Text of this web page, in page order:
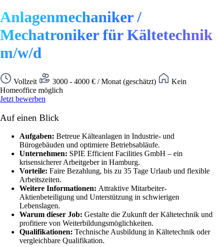
Anlagenmechaniker /
Mechatroniker für Kältetechnik
m/w/d
Vollzeit 3000 - 4000 € / Monat (geschätzt)
Kein
Homeoffice möglich
Jetzt bewerben
Auf einen Blick
Aufgaben: Betreue Kälteanlagen in Industrie- und
Bürogebäuden und optimiere Betriebsabläufe.
Unternehmen: SPIE Efficient Facilities GmbH – ein
krisensicherer Arbeitgeber in Hamburg.
Vorteile: Faire Bezahlung, bis zu 35 Tage Urlaub und flexible
Arbeitszeiten.
Weitere Informationen: Attraktive Mitarbeiter-
Aktienbeteiligung und Unterstützung in schwierigen
Lebenslagen.
Warum dieser Job: Gestalte die Zukunft der Kältetechnik und
profitiere von Weiterbildungsmöglichkeiten.
Qualifikationen: Technische Ausbildung in Kältetechnik oder
vergleichbare Qualifikation.